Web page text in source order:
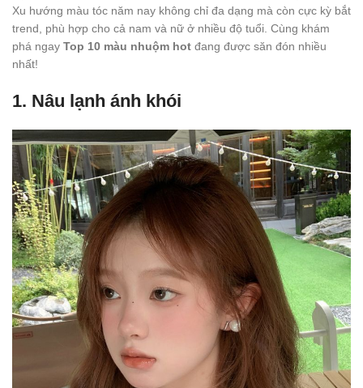
Xu hướng màu tóc năm nay không chỉ đa dạng mà còn cực kỳ bắt
trend, phù hợp cho cả nam và nữ ở nhiều độ tuổi. Cùng khám
phá ngay Top 10 màu nhuộm hot đang được săn đón nhiều
nhất!
1. Nâu lạnh ánh khói